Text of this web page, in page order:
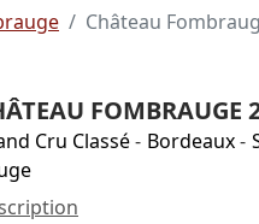
Château
FOMBRAUGE
Cru Classé- Bordeaux-